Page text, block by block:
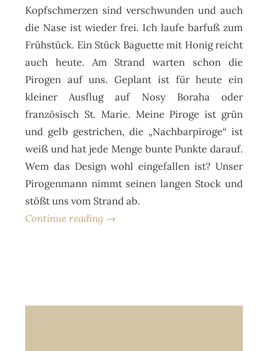
Kopfschmerzen sind verschwunden und auch
die Nase ist wieder frei. Ich laufe barfuß zum
Frühstück. Ein Stück Baguette mit Honig reicht
auch heute. Am Strand warten schon die
Pirogen auf uns. Geplant ist für heute ein
kleiner Ausflug auf Nosy Boraha oder
französisch St. Marie. Meine Piroge ist grün
und gelb gestrichen, die „Nachbarpiroge“ ist
weiß und hat jede Menge bunte Punkte darauf.
Wem das Design wohl eingefallen ist? Unser
Pirogenmann nimmt seinen langen Stock und
stößt uns vom Strand ab.
Continue reading →